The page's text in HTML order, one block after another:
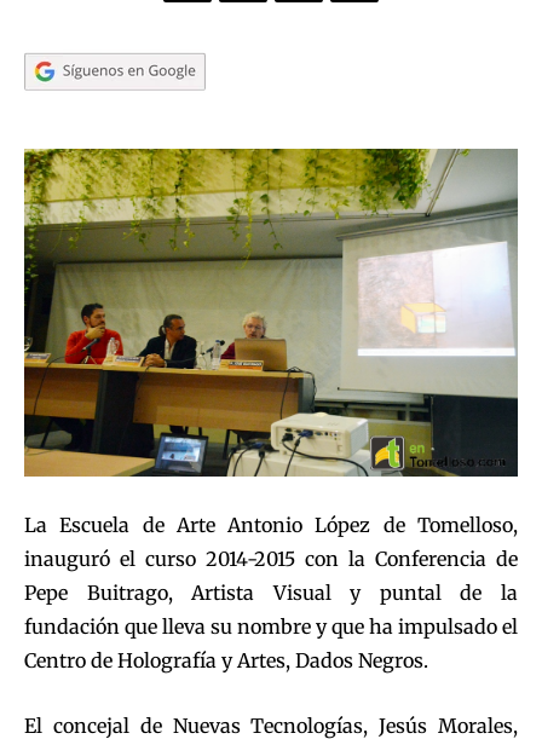
La Escuela de Arte Antonio López de Tomelloso,
inauguró el curso 2014-2015 con la Conferencia de
Pepe Buitrago, Artista Visual y puntal de la
fundación que lleva su nombre y que ha impulsado el
Centro de Holografía y Artes, Dados Negros.
El concejal de Nuevas Tecnologías, Jesús Morales,